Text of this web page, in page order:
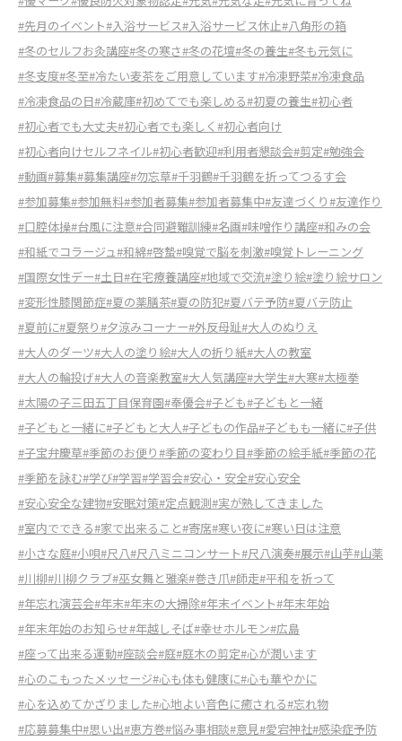
#先月のイベント#入浴サービス#入浴サービス休止#八角形の箱
#冬のセルフお灸講座#冬の寒さ#冬の花壇#冬の養生#冬も元気に
#冬支度#冬至#冷たい麦茶をご用意しています#冷凍野菜#冷凍食品
#冷凍食品の日#冷蔵庫#初めてでも楽しめる#初夏の養生#初心者
#初心者でも大丈夫#初心者でも楽しく #初心者向け
#初心者向けセルフネイル#初心者歓迎#利用者懇談会#剪定#勉強会
#動画#募集#募集講座#勿忘草#千羽鶴#千羽鶴を折ってつるす会
#参加募集#参加無料#参加者募集#参加者募集中#友達づくり#友達作り
#口腔体操#台風に注意#合同避難訓練#名画#味噌作り講座#和みの会
#和紙でコラージュ#和綿#啓蟄#嗅覚で脳を刺激#嗅覚トレーニング
#国際女性デー#土日#在宅療養講座#地域で交流#塗り絵#塗り絵サロン
#変形性膝関節症#夏の薬膳茶#夏の防犯#夏バテ予防#夏バテ防止
#夏前に#夏祭り#夕涼みコーナー#外反母趾#大人のぬりえ
#大人のダーツ#大人の塗り絵#大人の折り紙#大人の教室
#大人の輪投げ#大人の音楽教室#大人気講座#大学生#大寒#太極拳
#太陽の子三田五丁目保育園#奉優会#子ども#子どもと一緒
#子どもと一緒に#子どもと大人#子どもの作品#子どもも一緒に#子供
#子宝弁慶草#季節のお便り#季節の変わり目#季節の絵手紙#季節の花
#季節を詠む#学び#学習#学習会#安心・安全#安心安全
#安心安全な建物#安眠対策#定点観測#実が熟してきました
#室内でできる#家で出来ること#寄席#寒い夜に#寒い日は注意
#小さな庭#小唄#尺八#尺八ミニコンサート#尺八演奏#展示#山芋#山薬
#川柳#川柳クラブ#巫女舞と雅楽#巻き爪#師走#平和を祈って
#年忘れ演芸会#年末#年末の大掃除#年末イベント#年末年始
#年末年始のお知らせ#年越しそば#幸せホルモン#広島
#座って出来る運動#座談会#庭#庭木の剪定#心が潤います
#心のこもったメッセージ#心も体も健康に#心も華やかに
#心を込めてかざりました#心地よい音色に癒される#忘れ物
#応募募集中#思い出#恵方巻#悩み事相談#意見#愛宕神社#感染症予防